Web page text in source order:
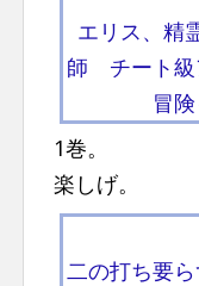
エリス、精
師 チート級
冒
1巻。
楽しげ。
二の打ち要